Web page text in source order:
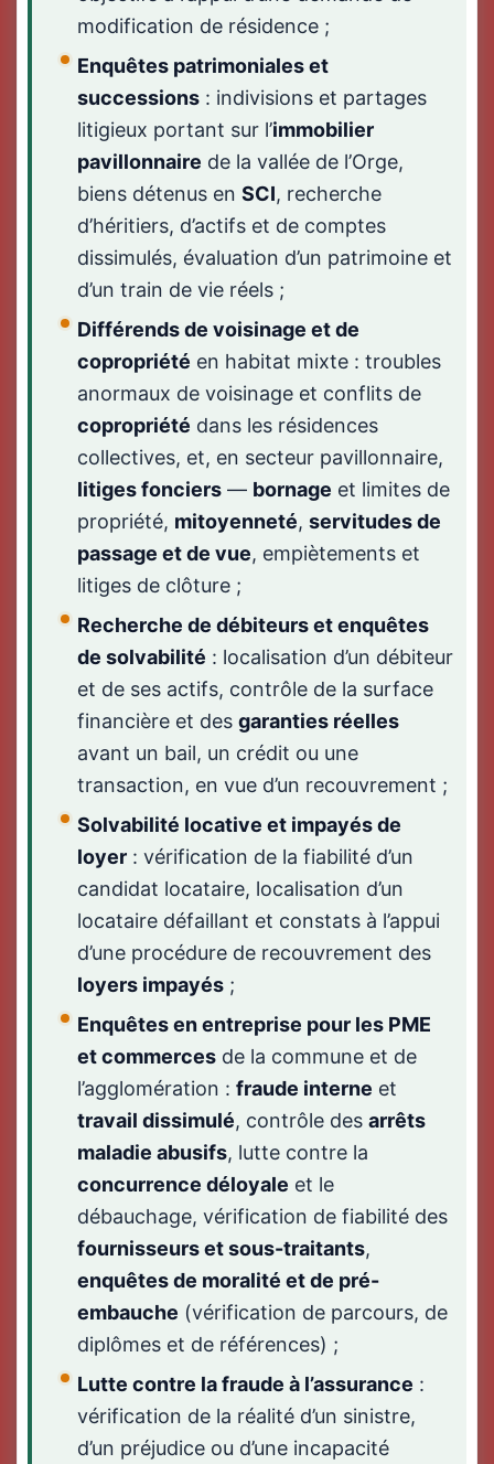
modification de résidence ;
Enquêtes patrimoniales et
successions : indivisions et partages
litigieux portant sur l’immobilier
pavillonnaire de la vallée de l’Orge,
biens détenus en SCI, recherche
d’héritiers, d’actifs et de comptes
dissimulés, évaluation d’un patrimoine et
d’un train de vie réels ;
Différends de voisinage et de
copropriété en habitat mixte : troubles
anormaux de voisinage et conflits de
copropriété dans les résidences
collectives, et, en secteur pavillonnaire,
litiges fonciers — bornage et limites de
propriété, mitoyenneté, servitudes de
passage et de vue, empiètements et
litiges de clôture ;
Recherche de débiteurs et enquêtes
de solvabilité : localisation d’un débiteur
et de ses actifs, contrôle de la surface
financière et des garanties réelles
avant un bail, un crédit ou une
transaction, en vue d’un recouvrement ;
Solvabilité locative et impayés de
loyer : vérification de la fiabilité d’un
candidat locataire, localisation d’un
locataire défaillant et constats à l’appui
d’une procédure de recouvrement des
loyers impayés ;
Enquêtes en entreprise pour les PME
et commerces de la commune et de
l’agglomération : fraude interne et
travail dissimulé, contrôle des arrêts
maladie abusifs, lutte contre la
concurrence déloyale et le
débauchage, vérification de fiabilité des
fournisseurs et sous-traitants,
enquêtes de moralité et de pré-
embauche (vérification de parcours, de
diplômes et de références) ;
Lutte contre la fraude à l’assurance :
vérification de la réalité d’un sinistre,
d’un préjudice ou d’une incapacité